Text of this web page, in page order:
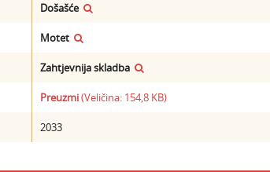
Došašće
Motet
Zahtjevnija skladba
Preuzmi(Veličina: 154,8 KB)
2033